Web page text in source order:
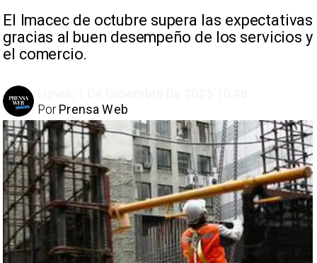
El Imacec de octubre supera las expectativas
gracias al buen desempeño de los servicios y
el comercio.
Prensa Web
Por